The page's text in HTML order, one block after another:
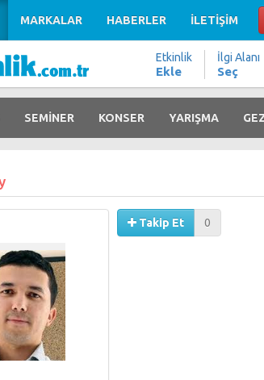
MARKALAR HABERLER İLETİŞİM
Etkinlik
Ekle
İlgi Alanı
Seç
SEMİNER KONSER YARIŞMA
Takip Et 0